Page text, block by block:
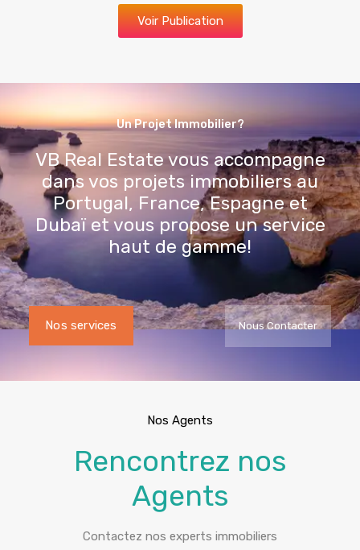
Voir Publication
Un Projet Immobilier?
VB Real Estate vous accompagne
dans vos projets immobiliers au
Portugal, France, Espagne et
Dubaï et vous propose un service
haut de gamme!
Nos services Nous Contacter
Nos Agents
Rencontrez nos
Agents
Contactez nos experts immobiliers